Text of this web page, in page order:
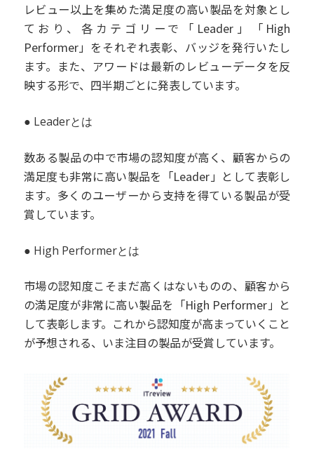
レビュー以上を集めた満足度の高い製品を対象とし
ており、各カテゴリーで「Leader」「High
Performer」をそれぞれ表彰、バッジを発行いたし
ます。また、アワードは最新のレビューデータを反
映する形で、四半期ごとに発表しています。
● Leaderとは
数ある製品の中で市場の認知度が高く、顧客からの
満足度も非常に高い製品を「Leader」として表彰し
ます。多くのユーザーから支持を得ている製品が受
賞しています。
● High Performerとは
市場の認知度こそまだ高くはないものの、顧客から
の満足度が非常に高い製品を「High Performer」と
して表彰します。これから認知度が高まっていくこと
が予想される、いま注目の製品が受賞しています。